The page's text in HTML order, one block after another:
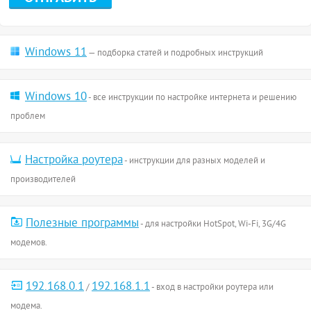
Windows 11— подборка статей и подробных инструкций
Windows 10- все инструкции по настройке интернета и решению
проблем
Настройка роутера- инструкции для разных моделей и
производителей
Полезные программы- для настройки HotSpot, Wi-Fi, 3G/4G
модемов.
192.168.0.1/192.168.1.1- вход в настройки роутера или
модема.